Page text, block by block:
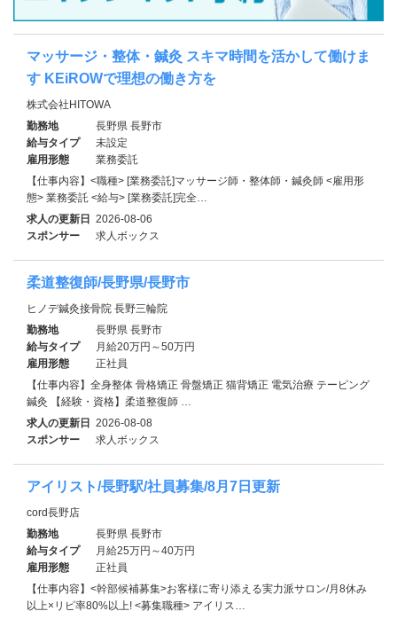
マッサージ・整体・鍼灸 スキマ時間を活かして働けま
す KEiROWで理想の働き方を
株式会社HITOWA
勤務地
長野県 長野市
給与タイプ
未設定
雇用形態
業務委託
【仕事内容】<職種> [業務委託]マッサージ師・整体師・鍼灸師 <雇用形
態> 業務委託 <給与> [業務委託]完全…
求人の更新日 2026-08-06
スポンサー
求人ボックス
柔道整復師/長野県/長野市
ヒノデ鍼灸接骨院 長野三輪院
勤務地
長野県 長野市
給与タイプ
月給20万円～50万円
雇用形態
正社員
【仕事内容】全身整体 骨格矯正 骨盤矯正 猫背矯正 電気治療 テーピング
鍼灸 【経験・資格】柔道整復師 …
求人の更新日 2026-08-08
スポンサー
求人ボックス
アイリスト/長野駅/社員募集/8月7日更新
cord長野店
勤務地
長野県 長野市
給与タイプ
月給25万円～40万円
雇用形態
正社員
【仕事内容】<幹部候補募集>お客様に寄り添える実力派サロン/月8休み
以上×リピ率80%以上! <募集職種> アイリス…